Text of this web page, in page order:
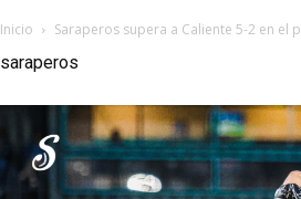
Inicio Saraperos supera a Caliente 5-2 en
saraperos